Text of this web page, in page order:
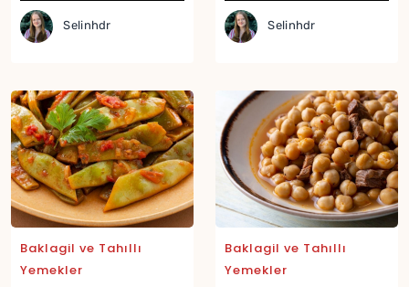
Selinhdr Selinhdr
Baklagil ve Tahıllı
Yemekler
Baklagil ve Tahıllı
Yemekler